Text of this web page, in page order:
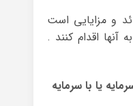
و مزایایی است
آنها اقدام کنند .
یا با سرمایه